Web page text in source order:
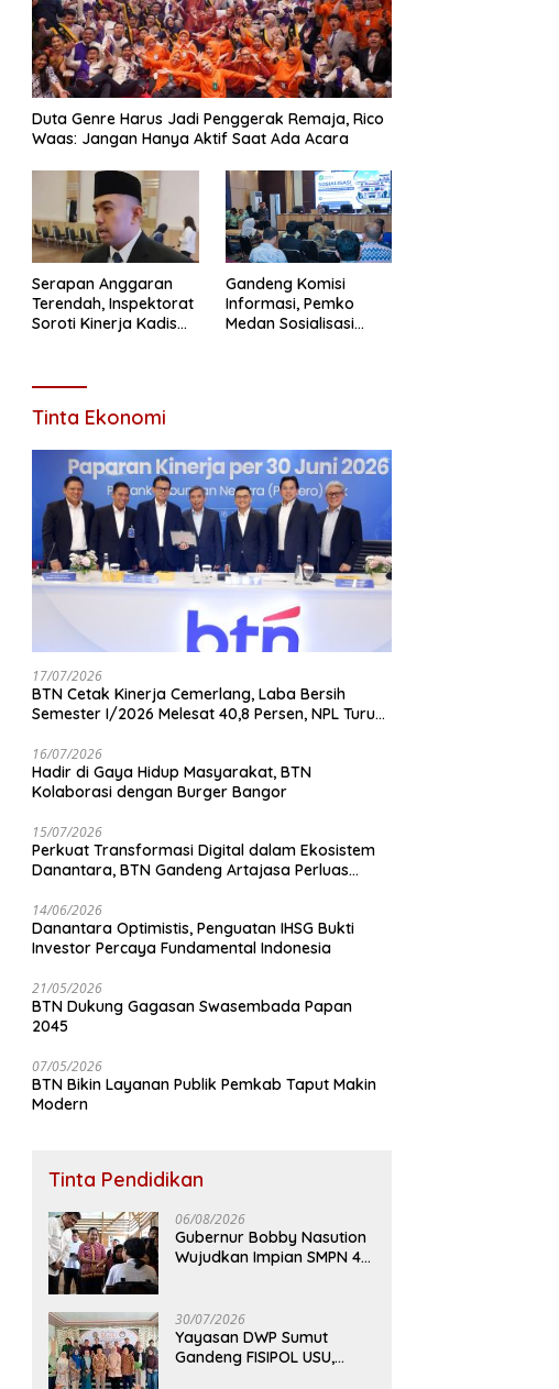
Duta Genre Harus Jadi Penggerak Remaja, Rico
Waas: Jangan Hanya Aktif Saat Ada Acara
Serapan Anggaran
Terendah, Inspektorat
Soroti Kinerja Kadis
Gandeng Komisi
Informasi, Pemko
Medan Sosialisasi
Tinta Ekonomi
17/07/2026
BTN Cetak Kinerja Cemerlang, Laba Bersih
Semester I/2026 Melesat 40,8 Persen, NPL Turun
16/07/2026
Hadir di Gaya Hidup Masyarakat, BTN
Kolaborasi dengan Burger Bangor
15/07/2026
Perkuat Transformasi Digital dalam Ekosistem
Danantara, BTN Gandeng Artajasa Perluas
14/06/2026
Danantara Optimistis, Penguatan IHSG Bukti
Investor Percaya Fundamental Indonesia
21/05/2026
BTN Dukung Gagasan Swasembada Papan
2045
07/05/2026
BTN Bikin Layanan Publik Pemkab Taput Makin
Modern
Tinta Pendidikan
06/08/2026
Gubernur Bobby Nasution
Wujudkan Impian SMPN 4
30/07/2026
Yayasan DWP Sumut
Gandeng FISIPOL USU,